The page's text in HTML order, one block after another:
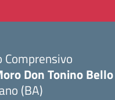
Don Tonino Bello
(BA)